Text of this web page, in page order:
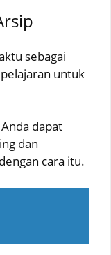
sebagai
untuk
dapat
dan
cara itu.